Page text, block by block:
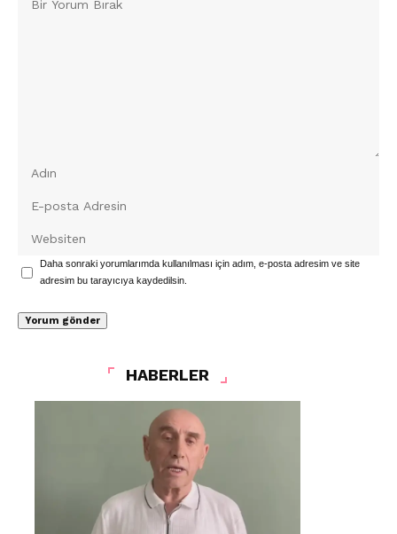
Daha sonraki yorumlarımda kullanılması için adım, e-posta adresim ve site
adresim bu tarayıcıya kaydedilsin.
HABERLER